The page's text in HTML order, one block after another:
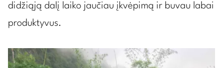
didžiąją dalį laiko jaučiau įkvėpimą ir buvau labai
produktyvus.